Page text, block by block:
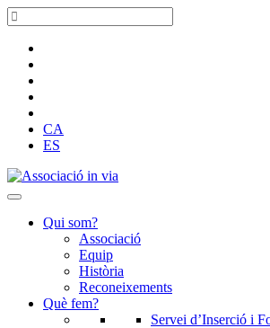
CA
ES
Qui som?
Associació
Equip
Història
Reconeixements
Què fem?
Servei d’Inserció i